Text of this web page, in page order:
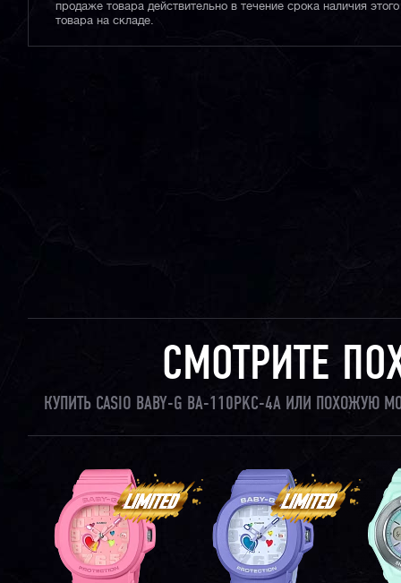
продаже товара действительно в течение срока наличия этого
товара на складе.
СМОТРИТЕ
КУПИТЬ CASIO BABY-G BA-110PKC-4A ИЛИ ПОХОЖУЮ